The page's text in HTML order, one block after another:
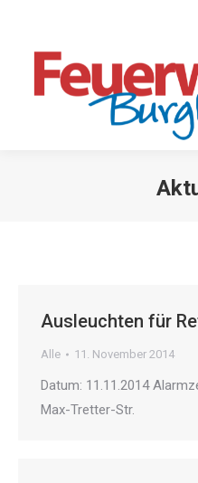
Ausleuchten für
Alle 11. November 2014
Datum: 11.11.2014
Max-Tretter-Str.